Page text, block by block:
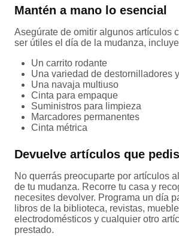
Mantén a mano lo esencial
Asegúrate de omitir algunos artículos
ser útiles el día de la mudanza,
Un carrito rodante
Una variedad de destornilladores
Una navaja multiuso
Cinta para empaque
Suministros para limpieza
Marcadores permanentes
Cinta métrica
Devuelve artículos que
No querrás preocuparte por artículos
de tu mudanza. Recorre tu casa y
necesites devolver. Programa un día
libros de la biblioteca, revistas,
electrodomésticos y cualquier otro
prestado.